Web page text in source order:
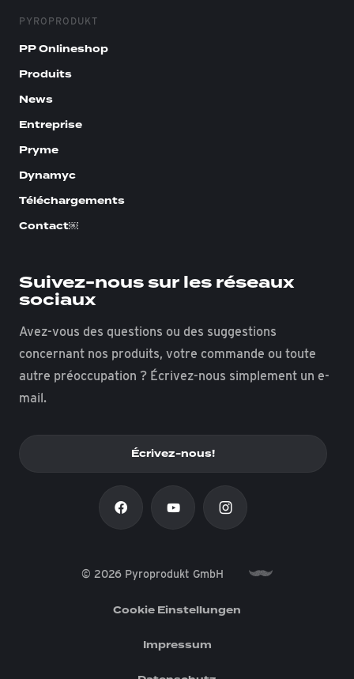
PYROPRODUKT
PP Onlineshop
Produits
News
Entreprise
Pryme
Dynamyc
Téléchargements
Contact￼
Suivez-nous sur les réseaux
sociaux
Avez-vous des questions ou des suggestions
concernant nos produits, votre commande ou toute
autre préoccupation ? Écrivez-nous simplement un e-
mail.
Écrivez-nous!
© 2026 Pyroprodukt GmbH
Cookie Einstellungen
Impressum